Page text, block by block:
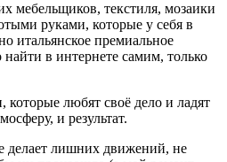
мебельщиков, текстиля, мозаики
руками, которые у себя в
итальянское премиальное
в интернете самим, только
любят своё дело и ладят
и результат.
делает лишних движений, не